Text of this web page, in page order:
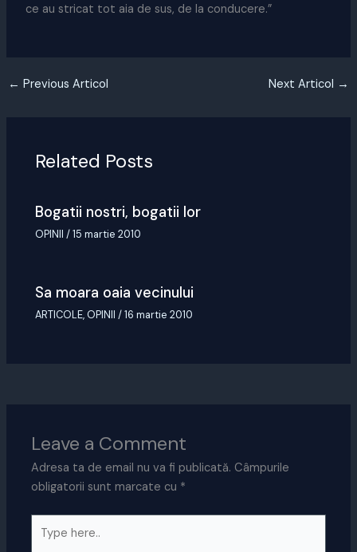
ce au stricat tot aia de sus, de la conducere.”
← Previous Articol Next Articol →
Related Posts
Bogatii nostri, bogatii lor
OPINII /15 martie 2010
Sa moara oaia vecinului
ARTICOLE, OPINII /16 martie 2010
Leave a Comment
Adresa ta de email nu va fi publicată. Câmpurile
obligatorii sunt marcate cu *
here..